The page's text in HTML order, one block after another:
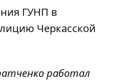
ГУНП в
Черкасской
работал